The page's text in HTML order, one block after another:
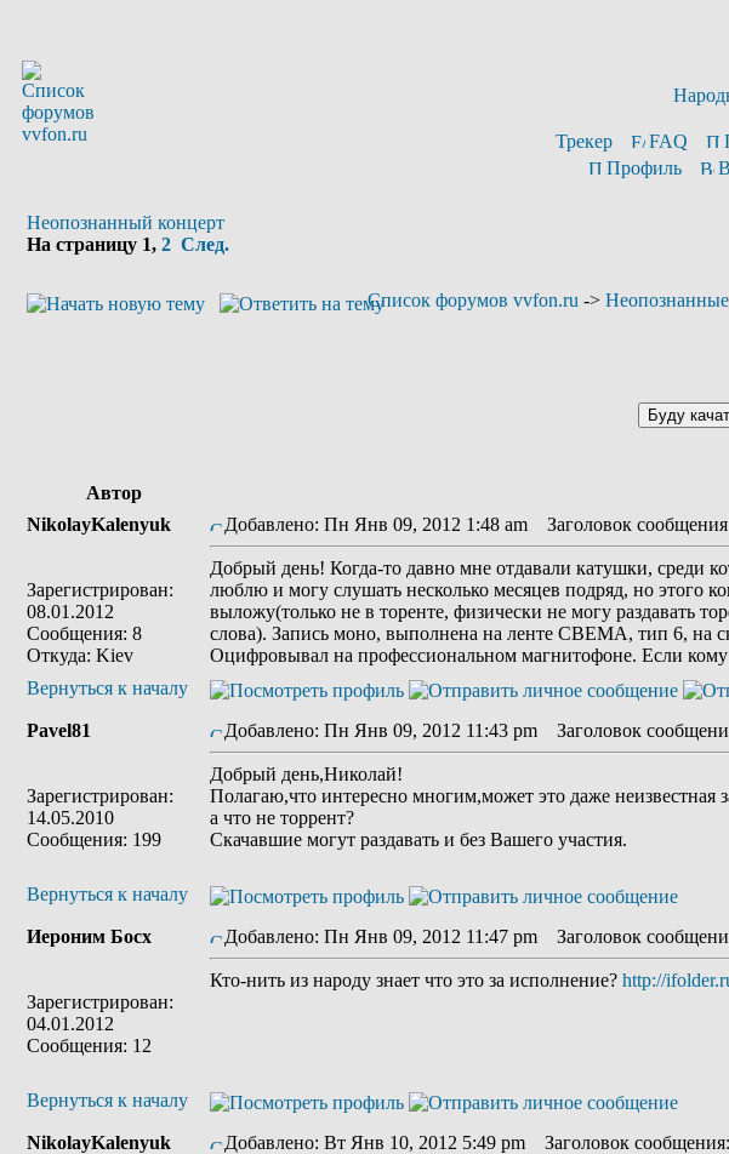
Трекер FAQ
Профиль
Неопознанный концерт
На страницу 1, 2 След.
Список форумов vvfon.ru ->
Автор
NikolayKalenyuk
Зарегистрирован:
08.01.2012
Сообщения: 8
Откуда: Kiev
Добавлено: Пн Янв 09, 2012 1:48 am Заголовок
Добрый день! Когда-то давно мне отдавали катушки, среди
люблю и могу слушать несколько месяцев подряд, но этого
выложу(только не в торенте, физически не могу раздавать
слова). Запись моно, выполнена на ленте СВЕМА, тип 6, на
Оцифровывал на профессиональном магнитофоне. Если
Вернуться к началу
Pavel81
Зарегистрирован:
14.05.2010
Сообщения: 199
Добавлено: Пн Янв 09, 2012 11:43 pm Заголовок
Добрый день,Николай!
Полагаю,что интересно многим,может это даже неизвестная
а что не торрент?
Скачавшие могут раздавать и без Вашего участия.
Вернуться к началу
Иероним Босх
Зарегистрирован:
04.01.2012
Сообщения: 12
Добавлено: Пн Янв 09, 2012 11:47 pm Заголовок
Кто-нить из народу знает что это за исполнение? http://
Вернуться к началу
NikolayKalenyuk Добавлено: Вт Янв 10, 2012 5:49 pm Заголовок сообщения: